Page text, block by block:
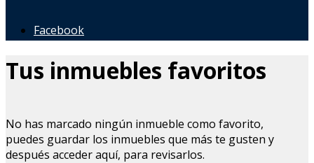
Facebook
Tus inmuebles favoritos
No has marcado ningún inmueble como favorito,
puedes guardar los inmuebles que más te gusten y
después acceder aquí, para revisarlos.